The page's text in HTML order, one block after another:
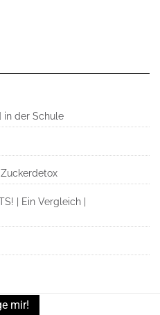
in der Schule
| Ein Vergleich |
mir!